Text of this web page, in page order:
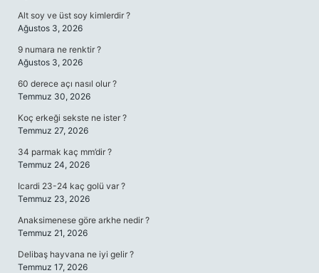
Alt soy ve üst soy kimlerdir ?
Ağustos 3, 2026
9 numara ne renktir ?
Ağustos 3, 2026
60 derece açı nasıl olur ?
Temmuz 30, 2026
Koç erkeği sekste ne ister ?
Temmuz 27, 2026
34 parmak kaç mm’dir ?
Temmuz 24, 2026
Icardi 23-24 kaç golü var ?
Temmuz 23, 2026
Anaksimenese göre arkhe nedir ?
Temmuz 21, 2026
Delibaş hayvana ne iyi gelir ?
Temmuz 17, 2026